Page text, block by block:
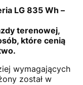
LG 835 Wh –
terenowej,
które cenią
wymagających
został w